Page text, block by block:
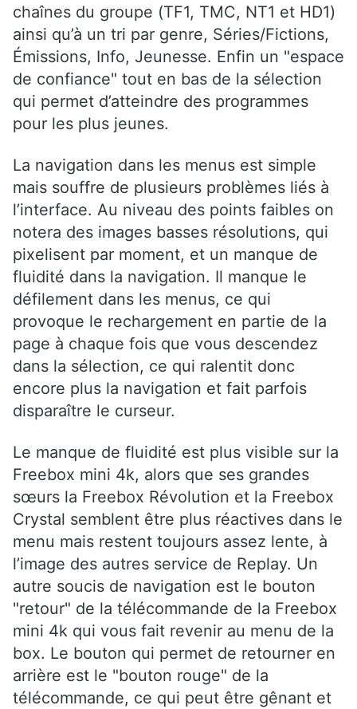
chaînes du groupe (TF1, TMC, NT1 et HD1)
ainsi qu’à un tri par genre, Séries/Fictions,
Émissions, Info, Jeunesse. Enfin un "espace
de confiance" tout en bas de la sélection
qui permet d’atteindre des programmes
pour les plus jeunes.
La navigation dans les menus est simple
mais souffre de plusieurs problèmes liés à
l’interface. Au niveau des points faibles on
notera des images basses résolutions, qui
pixelisent par moment, et un manque de
fluidité dans la navigation. Il manque le
défilement dans les menus, ce qui
provoque le rechargement en partie de la
page à chaque fois que vous descendez
dans la sélection, ce qui ralentit donc
encore plus la navigation et fait parfois
disparaître le curseur.
Le manque de fluidité est plus visible sur la
Freebox mini 4k, alors que ses grandes
sœurs la Freebox Révolution et la Freebox
Crystal semblent être plus réactives dans le
menu mais restent toujours assez lente, à
l’image des autres service de Replay. Un
autre soucis de navigation est le bouton
"retour" de la télécommande de la Freebox
mini 4k qui vous fait revenir au menu de la
box. Le bouton qui permet de retourner en
arrière est le "bouton rouge" de la
télécommande, ce qui peut être gênant et